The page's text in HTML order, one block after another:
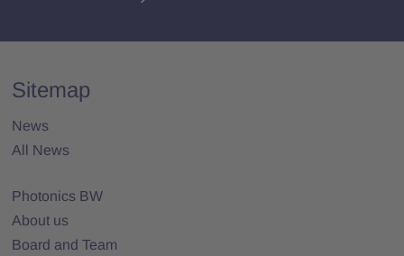
Sitemap
News
All News
Photonics BW
About us
Board and Team